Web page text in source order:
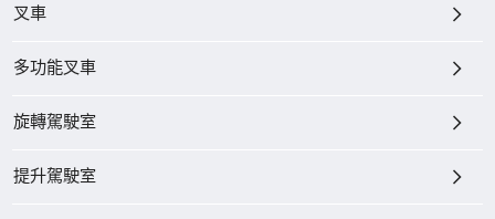
叉車
多功能叉車
旋轉駕駛室
提升駕駛室